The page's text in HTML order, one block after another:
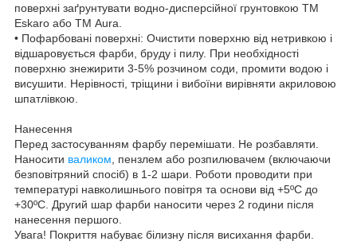
поверхні заґрунтувати водно-дисперсійної грунтовкою ТМ
Eskaro або ТМ Aura.
• Пофарбовані поверхні: Очистити поверхню від нетривкою і
відшаровується фарби, бруду і пилу. При необхідності
поверхню знежирити 3-5% розчином соди, промити водою і
висушити. Нерівності, тріщини і вибоїни вирівняти акриловою
шпатлівкою.
Нанесення
Перед застосуванням фарбу перемішати. Не розбавляти.
Наносити валиком , пензлем або розпилювачем (включаючи
безповітряний спосіб) в 1-2 шари. Роботи проводити при
температурі навколишнього повітря та основи від +5ºС до
+30ºС. Другий шар фарби наносити через 2 години після
нанесення першого.
Увага! Покриття набуває білизну після висихання фарби.